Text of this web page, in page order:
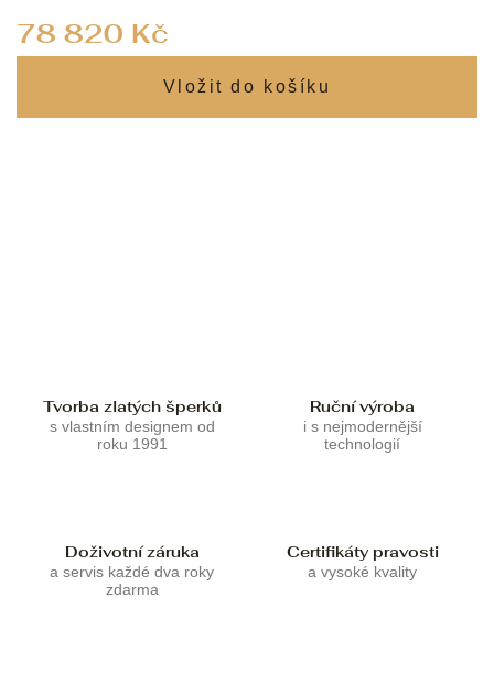
78 820 Kč
Tvorba zlatých šperků
s vlastním designem od
roku 1991
Ruční výroba
i s nejmodernější
technologií
Doživotní záruka
a servis každé dva roky
zdarma
Certifikáty pravosti
a vysoké kvality